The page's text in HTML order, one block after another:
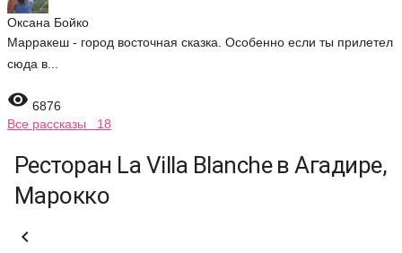
Оксана Бойко
Марракеш - город восточная сказка. Особенно если ты прилетел
сюда в...
 6876
Все рассказы 18
Ресторан La Villa Blanche в Агадире,
Марокко
